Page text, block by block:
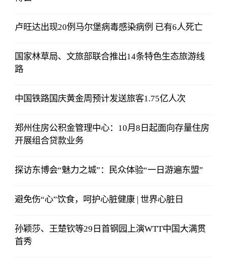
卢旺达出现20例马尔堡病毒感染病例 已有6人死亡
国家林草局、文旅部联合推出14条特色生态旅游线
路
中国铁路国庆黄金周预计发送旅客1.75亿人次
郑州住房公积金管理中心：10月8日起面向存量住房
开展组合贷款业务
探访东博会“魅力之城”：民众体验“一日游遍东盟”
避免伤“心”饮食，呵护心脏健康 | 世界心脏日
孙颖莎、王楚钦等29日首钢园上演WTT中国大满贯
首秀